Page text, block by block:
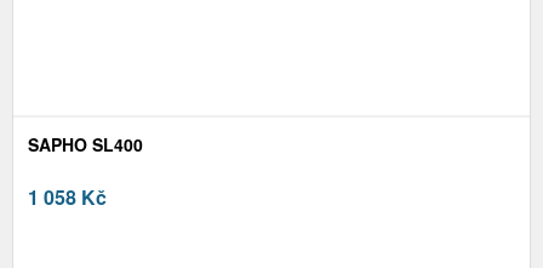
SAPHO SL400
1 058 Kč